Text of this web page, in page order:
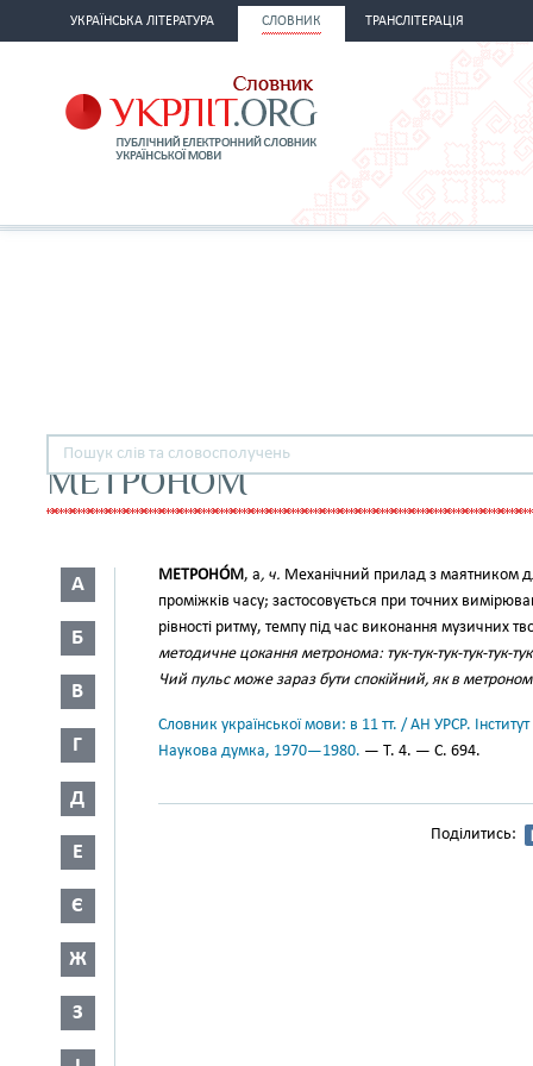
УКРАЇНСЬКА ЛІТЕРАТУРА СЛОВНИК ТРАНСЛІТЕРАЦІЯ
МЕТРОНОМ
А
Б
В
Г
Д
Е
Є
Ж
З
МЕТРОНО́М, а, ч. Механічний прилад з маятником
проміжків часу; застосовується при точних
рівності ритму, темпу під час виконання музичних
методичне цокання метронома: тук-тук-тук-тук-тук-тук
Чий пульс може зараз бути спокійний, як в
Словник української мови: в 11 тт. / АН УРСР.
Наукова думка, 1970—1980. — Т. 4. — С. 694.
Поділитись: